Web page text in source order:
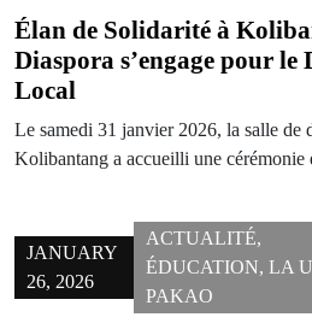
Élan de Solidarité à
Diaspora s’engage pour le
Local
Le samedi 31 janvier 2026, la salle de
Kolibantang a accueilli une
JANUARY
26, 2026
ACTUALITÉ,
ÉDUCATION,LA
PAKAO